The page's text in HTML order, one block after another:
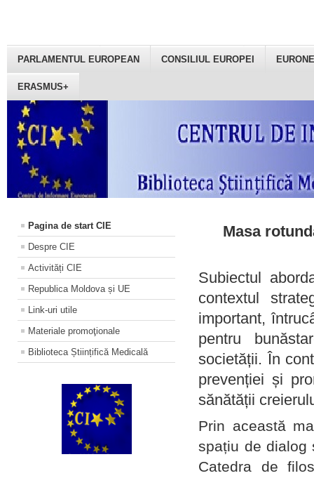
PARLAMENTUL EUROPEAN CONSILIUL EUROPEI
ERASMUS+
Pagina de start CIE
Despre CIE
Activități CIE
Republica Moldova și UE
Link-uri utile
Materiale promoţionale
Biblioteca Științifică Medicală
Masa
Subiectul
contextul
important,
pentru
societății. În
prevenției și
sănătății
Prin această
spațiu de dialog
Catedra de